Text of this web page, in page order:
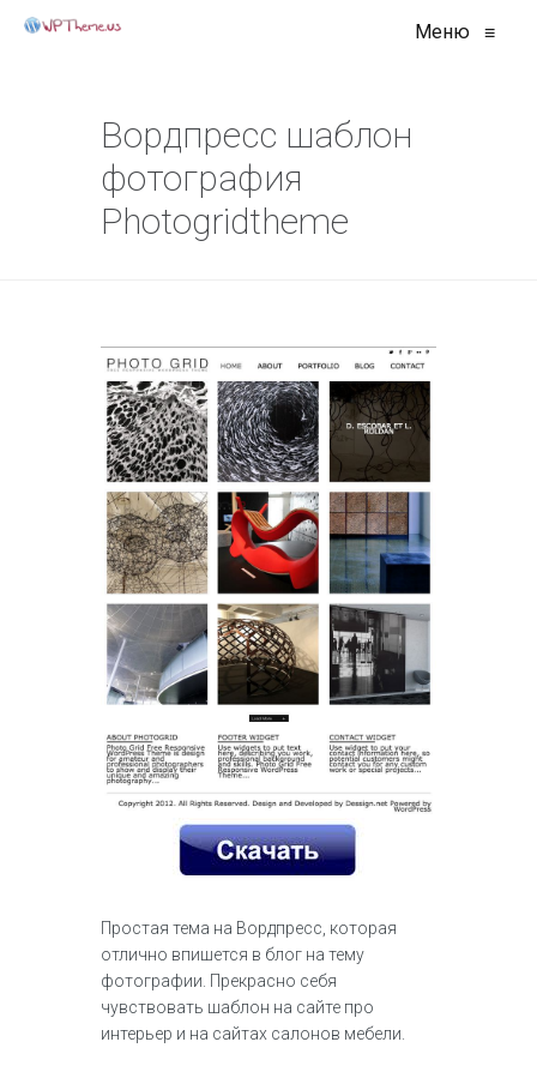
Меню ≡
Вордпресс шаблон
фотография
Photogridtheme
Простая тема на Вордпресс, которая
отлично впишется в блог на тему
фотографии. Прекрасно себя
чувствовать шаблон на сайте про
интерьер и на сайтах салонов мебели.